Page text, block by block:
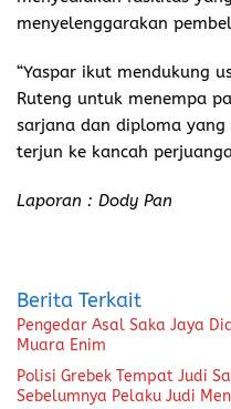
menyelenggarakan
“Yaspar ikut mendukung
Ruteng untuk menempa
sarjana dan diploma
terjun ke kancah
Laporan : Dody Pan
Berita Terkait
Pengedar Asal Saka Jaya
Muara Enim
Polisi Grebek Tempat Judi
Sebelumnya Pelaku Judi